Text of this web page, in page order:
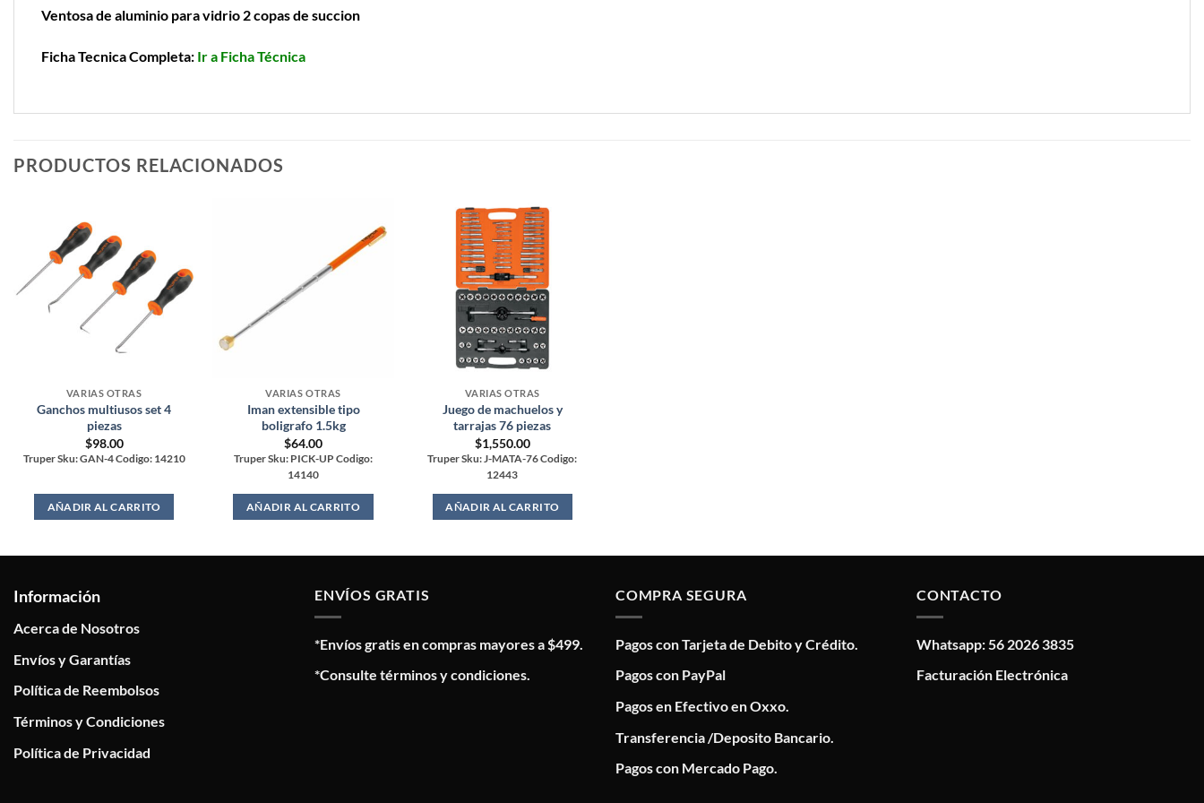
Ventosa de aluminio para vidrio 2 copas de succion
Ficha Tecnica Completa: Ir a Ficha Técnica
PRODUCTOS RELACIONADOS
VARIAS OTRAS
Ganchos multiusos set 4
piezas
$98.00
Truper Sku: GAN-4 Codigo: 14210
AÑADIR AL CARRITO
VARIAS OTRAS
Iman extensible tipo
boligrafo 1.5kg
$64.00
Truper Sku: PICK-UP Codigo:
14140
AÑADIR AL CARRITO
VARIAS OTRAS
Juego de machuelos y
tarrajas 76 piezas
$1,550.00
Truper Sku: J-MATA-76 Codigo:
12443
AÑADIR AL CARRITO
Información
Acerca de Nosotros
Envíos y Garantías
Política de Reembolsos
Términos y Condiciones
Política de Privacidad
ENVÍOS GRATIS
*Envíos gratis en compras mayores a $499.
*Consulte términos y condiciones.
COMPRA SEGURA
Pagos con Tarjeta de Debito y Crédito.
Pagos con PayPal
Pagos en Efectivo en Oxxo.
Transferencia /Deposito Bancario.
Pagos con Mercado Pago.
CONTACTO
Whatsapp: 56 2026 3835
Facturación Electrónica